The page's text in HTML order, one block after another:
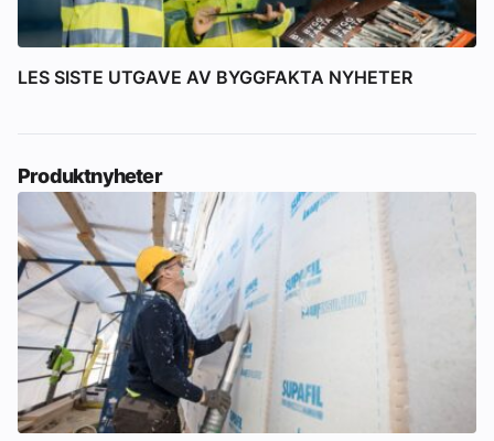
LES SISTE UTGAVE AV BYGGFAKTA NYHETER
Produktnyheter